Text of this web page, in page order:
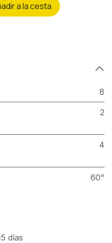
adir a la cesta
8
2
4
60"
días